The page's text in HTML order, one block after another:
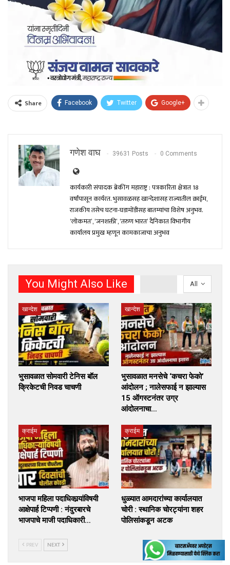
Share Facebook Twitter Google+
गणेश वाघ 39631 Posts 0 Comments
कार्यकारी संपादक ब्रेकींग महाराष्ट्र : पत्रकारिता क्षेत्रात 18
वर्षांपासून कार्यरत. भुसावळसह खान्देशासह राज्यातील क्राईम,
राजकीय तसेच घटना-घडामोंडीसह बातम्यांचा विशेष अनुभव.
‘लोकमत’, ‘जनशक्ती’, ‘तरुण भारत’ दैनिकात विभागीय
कार्यालय प्रमुख म्हणून कामकाजाचा अनुभव
All
You Might Also Like
खान्देश
भुसावळात सोमवारी टेनिस बॉल
क्रिकेटची निवड चाचणी
खान्देश
भुसावळात मनसेचे ‘कचरा फेको’
आंदोलन ; नालेसफाई न झाल्यास
15 ऑगस्टनंतर उग्र
आंदोलनाचा…
क्राईम
भाजपा महिला पदाधिकार्‍यांविषयी
आक्षेपार्ह टिप्पणी : नंदुरबारचे
भाजपाचे माजी पदाधिकारी…
क्राईम
धुळ्यात आमदारांच्या कार्यालयात
चोरी : स्थानिक चोरट्यांना शहर
पोलिसांकडून अटक
PREV NEXT